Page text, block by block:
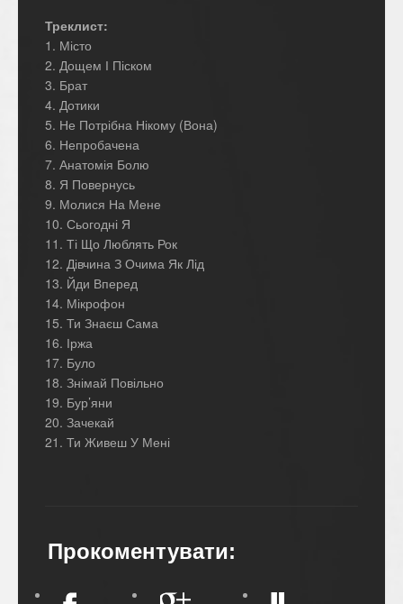
Треклист:
1. Місто
2. Дощем І Піском
3. Брат
4. Дотики
5. Не Потрібна Нікому (Вона)
6. Непробачена
7. Анатомія Болю
8. Я Повернусь
9. Молися На Мене
10. Сьогодні Я
11. Ті Що Люблять Рок
12. Дівчина З Очима Як Лід
13. Йди Вперед
14. Мікрофон
15. Ти Знаєш Сама
16. Іржа
17. Було
18. Знімай Повільно
19. Бур’яни
20. Зачекай
21. Ти Живеш У Мені
Прокоментувати: